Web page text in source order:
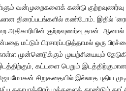
வன்முறைகளைக் கண்டு
திரைப்படங்களில் கண்டோம். இதில்
குற்றவுணர்வு தான். ஆனால்
மட்டும் பிரசாரப்படுத்தாமல் ஒரு
முன்னெடுக்கும் முயற்சியையும்
கட்டளை பெறும் இடத்திற்குமான
சிறுகதையில் இல்லாத புதிய